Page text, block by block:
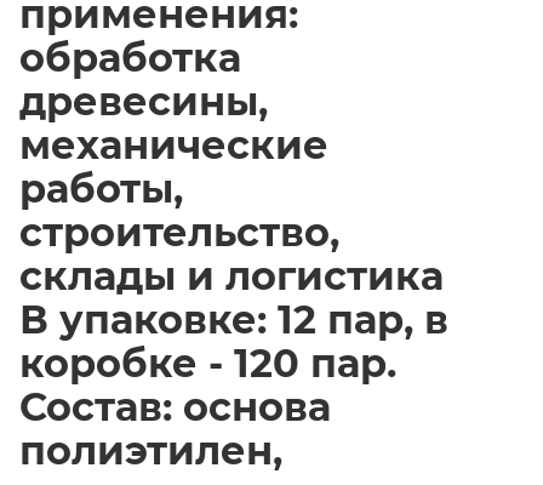
применения:
обработка
древесины,
механические
работы,
строительство,
склады и логистика
В упаковке: 12 пар, в
коробке - 120 пар.
Состав: основа
полиэтилен,